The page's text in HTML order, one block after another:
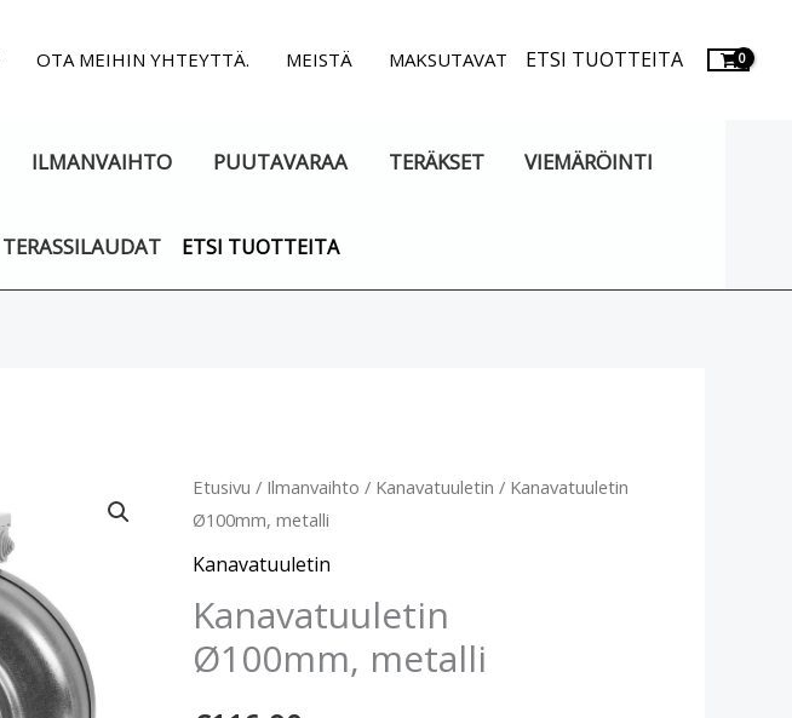
OTA MEIHIN YHTEYTTÄ. MEISTÄ MAKSUTAVAT ETSI TUOTTEITA
ILMANVAIHTO PUUTAVARAA TERÄKSET VIEMÄRÖINTI
TERASSILAUDAT ETSI TUOTTEITA
Etusivu / Ilmanvaihto / Kanavatuuletin / Kanavatuuletin
Ø100mm, metalli
Kanavatuuletin
Kanavatuuletin
Ø100mm, metalli
Kanavatuuletin
Ø100mm,
metalli